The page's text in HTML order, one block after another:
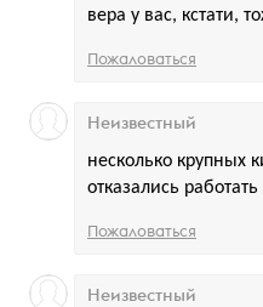
вера у вас, кстати,
Пожаловаться
несколько крупных
отказались
Неизвестный
Пожаловаться
Неизвестный